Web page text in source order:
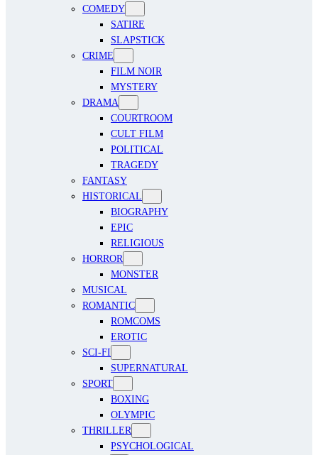
COMEDY
SATIRE
SLAPSTICK
CRIME
FILM NOIR
MYSTERY
DRAMA
COURTROOM
CULT FILM
POLITICAL
TRAGEDY
FANTASY
HISTORICAL
BIOGRAPHY
EPIC
RELIGIOUS
HORROR
MONSTER
MUSICAL
ROMANTIC
ROMCOMS
EROTIC
SCI-FI
SUPERNATURAL
SPORT
BOXING
OLYMPIC
THRILLER
PSYCHOLOGICAL